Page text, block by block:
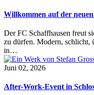
Willkommen auf der
Der FC Schaffhausen freut
zu dürfen. Modern, schlicht,
in…
Juni 02, 2026
After-Work-Event in